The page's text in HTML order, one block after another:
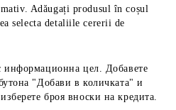
Adăugați produsul în coșul
selecta detaliile cererii de
информационна цел. Добавете
"Добави в количката" и
броя вноски на кредита.